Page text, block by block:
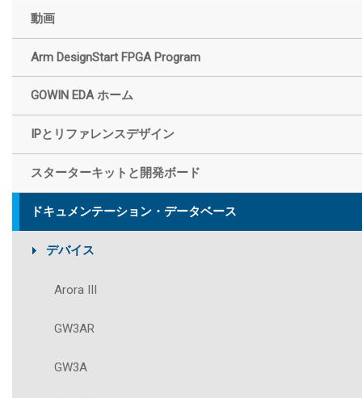
動画
Arm DesignStart FPGA Program
GOWIN EDA ホーム
IPとリファレンスデザイン
スターターキットと開発ボード
ドキュメンテーション・データベース
デバイス
Arora III
GW3AR
GW3A